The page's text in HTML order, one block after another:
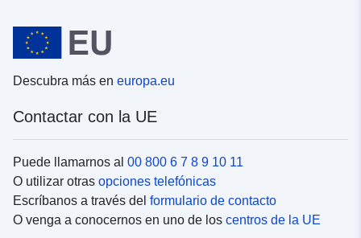
Descubra más en europa.eu
Contactar con la UE
Puede llamarnos al 00 800 6 7 8 9 10 11
O utilizar otras opciones telefónicas
Escríbanos a través del formulario de contacto
O venga a conocernos en uno de los centros de la UE